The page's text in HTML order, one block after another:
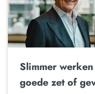
Slimmer
goede zet of